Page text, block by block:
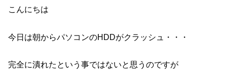
こんにちは
今日は朝からパソコンのHDDがクラッシュ・・・
完全に潰れたという事ではないと思うのですが